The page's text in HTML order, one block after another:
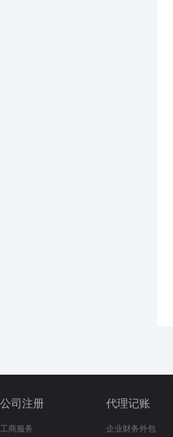
公司注册
工商服务
代理记账
企业财务外包